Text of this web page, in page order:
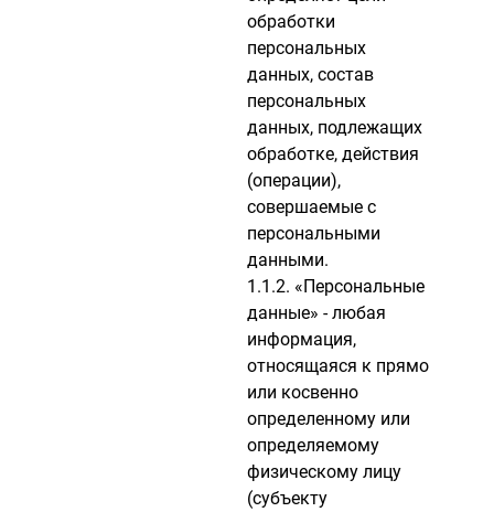
обработки
персональных
данных, состав
персональных
данных, подлежащих
обработке, действия
(операции),
совершаемые с
персональными
данными.
1.1.2. «Персональные
данные» - любая
информация,
относящаяся к прямо
или косвенно
определенному или
определяемому
физическому лицу
(субъекту